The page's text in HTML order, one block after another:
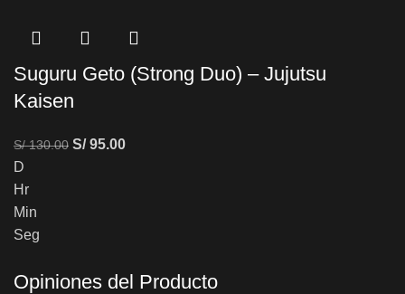
Suguru Geto (Strong Duo) – Jujutsu
Kaisen
S/130.00 S/95.00
D
Hr
Min
Seg
Opiniones del Producto